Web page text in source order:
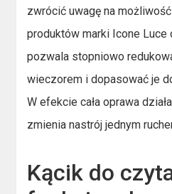
zwrócić uwagę na
produktów marki Icone Luce
pozwala stopniowo
wieczorem i dopasować je
W efekcie cała oprawa
zmienia nastrój jednym
Kącik do